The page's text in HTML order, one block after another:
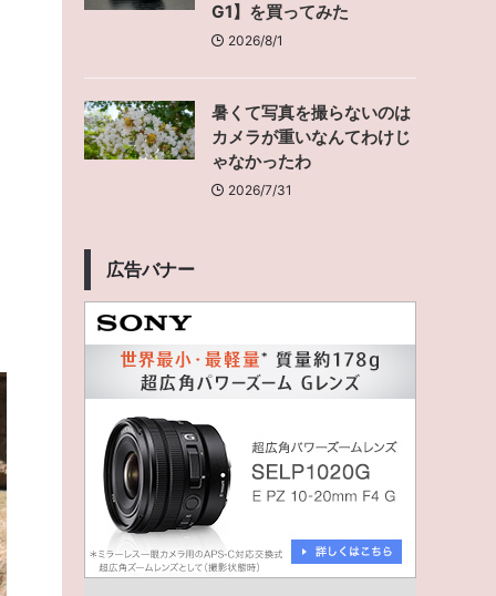
G1】を買ってみた
2026/8/1
暑くて写真を撮らないのは
カメラが重いなんてわけじ
ゃなかったわ
2026/7/31
広告バナー